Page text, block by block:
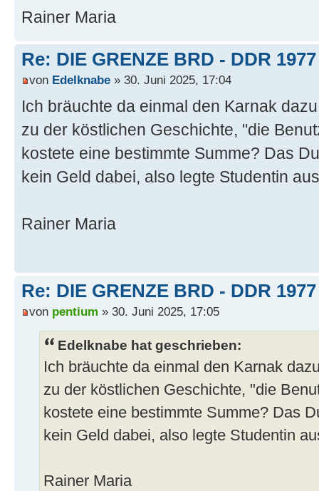
Rainer Maria
Re: DIE GRENZE BRD - DDR
von Edelknabe » 30. Juni 2025, 17:04
Ich bräuchte da einmal den Karnak
zu der köstlichen Geschichte, "die
kostete eine bestimmte Summe? Das
kein Geld dabei, also legte Studentin
Rainer Maria
Re: DIE GRENZE BRD - DDR
von pentium » 30. Juni 2025, 17:05
Edelknabe hat geschrieben:
Ich bräuchte da einmal den Karnak
zu der köstlichen Geschichte, "die
kostete eine bestimmte Summe? Das
kein Geld dabei, also legte Studentin
Rainer Maria